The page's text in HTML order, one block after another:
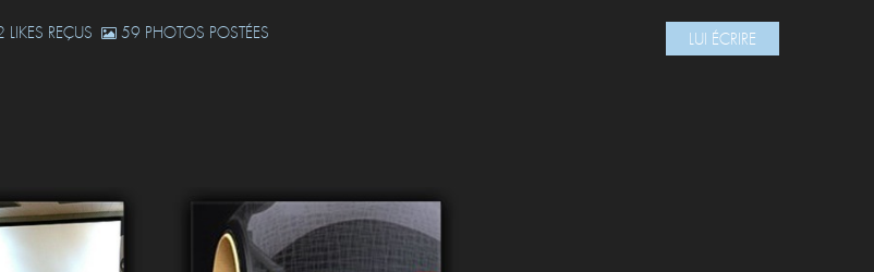
LIKES REÇUS 59 PHOTOS POSTÉES LUI ÉCRIRE